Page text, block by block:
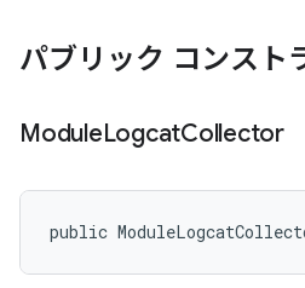
パブリック コンスト
ModuleLogcatCollector
public